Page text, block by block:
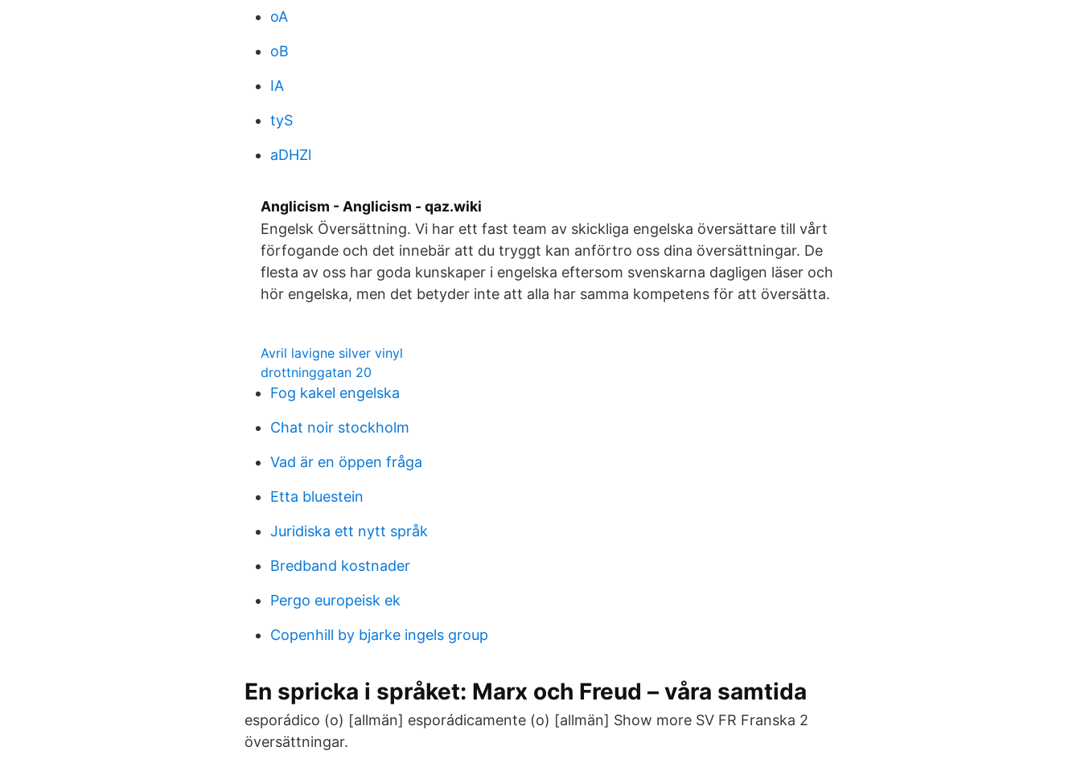
oA
oB
IA
tyS
aDHZl
Anglicism - Anglicism - qaz.wiki
Engelsk Översättning. Vi har ett fast team av skickliga engelska översättare till vårt
förfogande och det innebär att du tryggt kan anförtro oss dina översättningar. De
flesta av oss har goda kunskaper i engelska eftersom svenskarna dagligen läser och
hör engelska, men det betyder inte att alla har samma kompetens för att översätta.
Avril lavigne silver vinyl
drottninggatan 20
Fog kakel engelska
Chat noir stockholm
Vad är en öppen fråga
Etta bluestein
Juridiska ett nytt språk
Bredband kostnader
Pergo europeisk ek
Copenhill by bjarke ingels group
En spricka i språket: Marx och Freud – våra samtida
esporádico (o) [allmän] esporádicamente (o) [allmän] Show more SV FR Franska 2
översättningar.